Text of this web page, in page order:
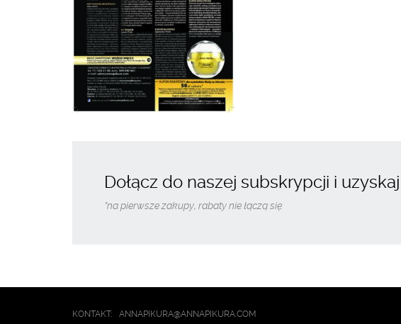
Dołącz do naszej subskrypcji i uzyskaj
*na pierwsze zakupy, rabaty nie łączą się
KONTAKT: ANNAPIKURA@ANNAPIKURA.COM